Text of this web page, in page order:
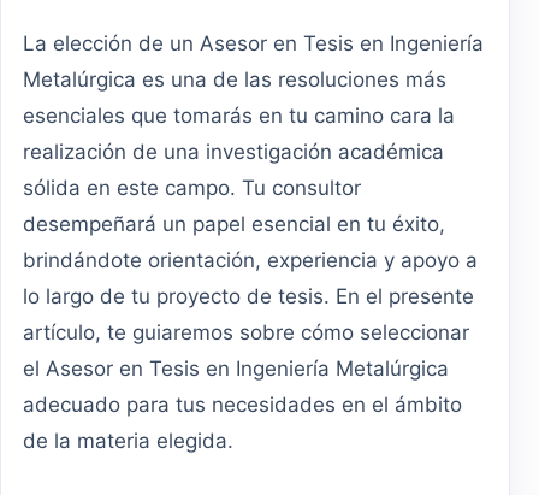
La elección de un Asesor en Tesis en Ingeniería
Metalúrgica es una de las resoluciones más
esenciales que tomarás en tu camino cara la
realización de una investigación académica
sólida en este campo. Tu consultor
desempeñará un papel esencial en tu éxito,
brindándote orientación, experiencia y apoyo a
lo largo de tu proyecto de tesis. En el presente
artículo, te guiaremos sobre cómo seleccionar
el Asesor en Tesis en Ingeniería Metalúrgica
adecuado para tus necesidades en el ámbito
de la materia elegida.